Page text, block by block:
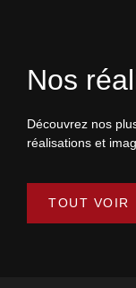
Nos
Découvrez nos
réalisations et
TOUT VOIR